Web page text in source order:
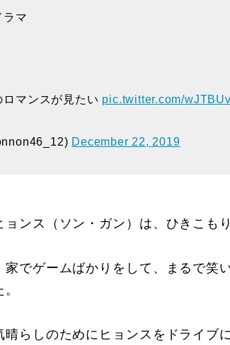
ラマ
マンスが見たい pic.twitter.com/
December 22, 2019
ンス（ソン・ガン）は、ひきこも
家でゲームばかりをして、まるで笑
らしのためにヒョンスをドライブ